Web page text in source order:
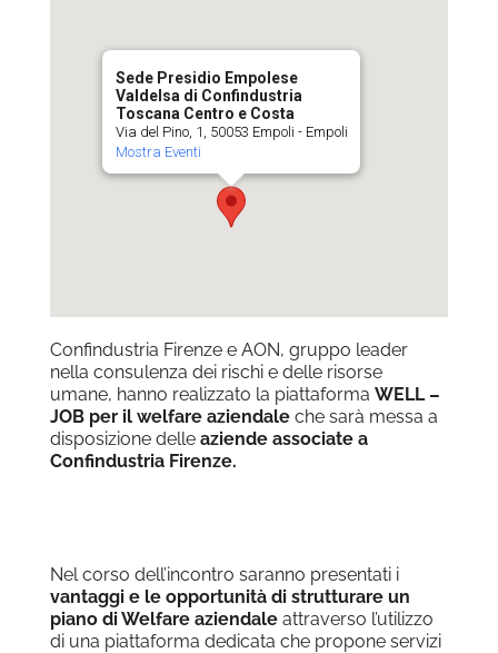
Sede Presidio Empolese
Valdelsa di Confindustria
Toscana Centro e Costa
Via del Pino, 1, 50053 Empoli - Empoli
Mostra Eventi
Confindustria Firenze e AON, gruppo leader
nella consulenza dei rischi e delle risorse
umane, hanno realizzato la piattaforma WELL –
JOB per il welfare aziendaleche sarà messa a
disposizione delle aziende associate a
Confindustria Firenze.
Nel corso dell’incontro saranno presentati i
vantaggi e le opportunità di strutturare un
piano di Welfare aziendale attraverso l’utilizzo
di una piattaforma dedicata che propone servizi